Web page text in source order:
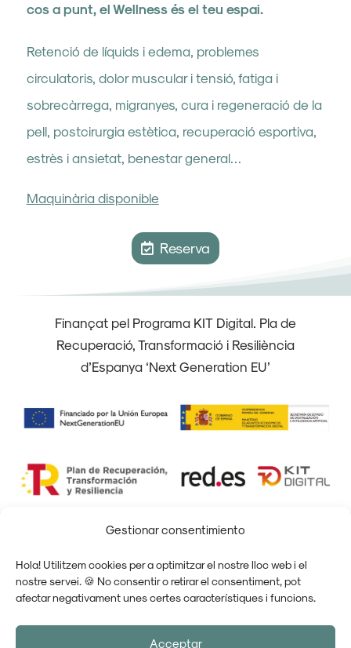
Gestionar consentimiento
Hola! Utilitzem cookies per a optimitzar el nostre lloc web i el
nostre servei. 🍪 No consentir o retirar el consentiment, pot
afectar negativament unes certes característiques i funcions.
Acceptar
cos a punt, el Wellness és el teu espai.
Retenció de líquids i edema, problemes
circulatoris, dolor muscular i tensió, fatiga i
sobrecàrrega, migranyes, cura i regeneració de la
pell, postcirurgia estètica, recuperació esportiva,
estrès i ansietat, benestar general…
Maquinària disponible
Reserva
Finançat pel Programa KIT Digital. Pla de
Recuperació, Transformació i Resiliència
d’Espanya ‘Next Generation EU’
Política de privacitat|Política de cokies|Avís legal|
Declaració d'accessibilitat
Dissenyat perActitudo